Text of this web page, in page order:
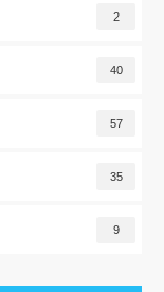
2
40
57
35
9